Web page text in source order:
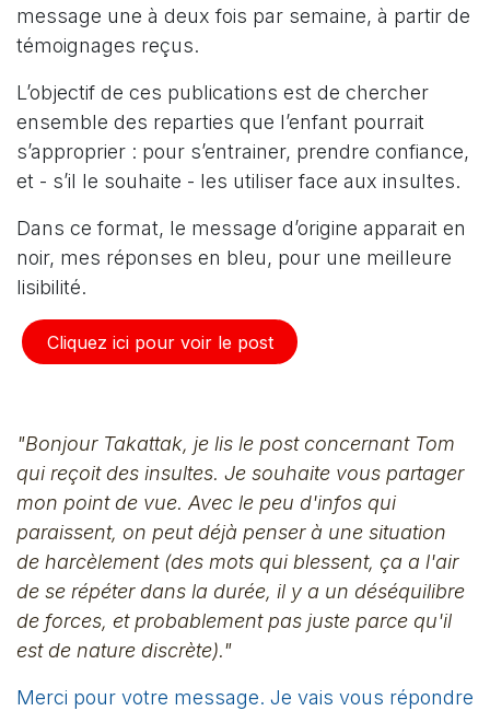
message une à deux fois par semaine, à partir de
témoignages reçus.
L’objectif de ces publications est de chercher
ensemble des reparties que l’enfant pourrait
s’approprier : pour s’entrainer, prendre confiance,
et - s’il le souhaite - les utiliser face aux insultes.
Dans ce format, le message d’origine apparait en
noir, mes réponses en bleu, pour une meilleure
lisibilité.
Cliquez ici pour voir le post​​
"Bonjour Takattak, je lis le post concernant Tom
qui reçoit des insultes. Je souhaite vous partager
mon point de vue. Avec le peu d'infos qui
paraissent, on peut déjà penser à une situation
de harcèlement (des mots qui blessent, ça a l'air
de se répéter dans la durée, il y a un déséquilibre
de forces, et probablement pas juste parce qu'il
est de nature discrète)."​
Merci pour votre message. Je vais vous répondre